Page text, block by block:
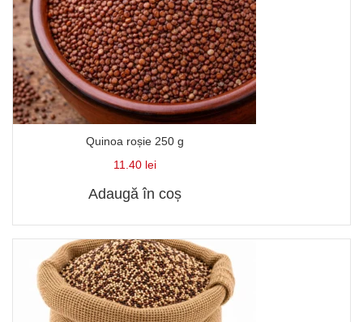
Quinoa roșie 250 g
11.40 lei
Adaugă în coș